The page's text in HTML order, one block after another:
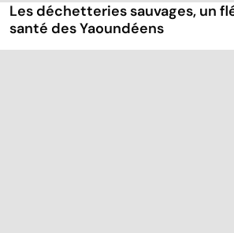
Les déchetteries sauvages, un
santé des Yaoundéens